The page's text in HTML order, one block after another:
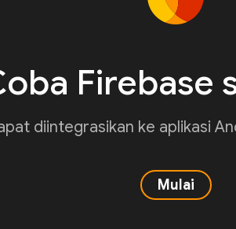
Firebase
diintegrasikan ke aplikasi
Mulai